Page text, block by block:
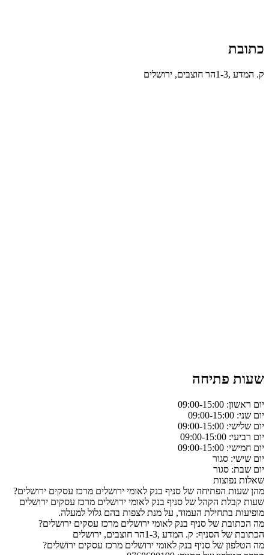
כתובת
ק. המדע ,1-3הר חוצבים, ירושלים
שעות פתיחה
יום ראשון: 09:00-15:00
יום שני: 09:00-15:00
יום שלישי: 09:00-15:00
יום רביעי: 09:00-15:00
יום חמישי: 09:00-15:00
יום שישי: סגור
יום שבת: סגור
שאלות נפוצות
מהן שעות הפתיחה של סניף בנק לאומי ירושלים מרכז עסקים ירושלים?
שעות קבלת הקהל של סניף בנק לאומי ירושלים מרכז עסקים ירושלים
מופיעות בתחילת העמוד, על מנת לצפות בהם גלול למעלה.
מה הכתובת של סניף בנק לאומי ירושלים מרכז עסקים ירושלים?
הכתובת של הסניף: ק. המדע ,1-3הר חוצבים, ירושלים
מה הטלפון של סניף בנק לאומי ירושלים מרכז עסקים ירושלים?